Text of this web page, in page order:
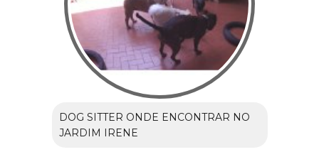
DOG SITTER ONDE ENCONTRAR NO
JARDIM IRENE